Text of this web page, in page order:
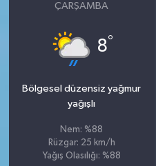
ÇARŞAMBA
8°
Bölgesel düzensiz yağmur
yağışlı
Nem: %88
Rüzgar: 25 km/h
Yağış Olasılığı: %88